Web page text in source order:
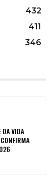
432
411
346
DA VIDA